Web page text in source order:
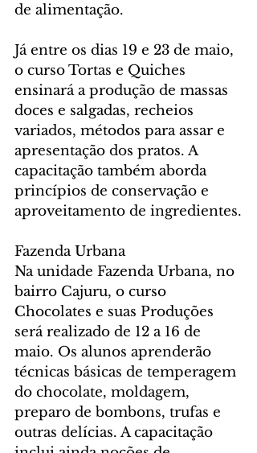
de alimentação.
Já entre os dias 19 e 23 de maio,
o curso Tortas e Quiches
ensinará a produção de massas
doces e salgadas, recheios
variados, métodos para assar e
apresentação dos pratos. A
capacitação também aborda
princípios de conservação e
aproveitamento de ingredientes.
Fazenda Urbana
Na unidade Fazenda Urbana, no
bairro Cajuru, o curso
Chocolates e suas Produções
será realizado de 12 a 16 de
maio. Os alunos aprenderão
técnicas básicas de temperagem
do chocolate, moldagem,
preparo de bombons, trufas e
outras delícias. A capacitação